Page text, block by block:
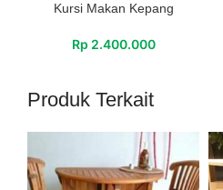
Kursi Makan Kepang
Rp 2.400.000
Produk Terkait